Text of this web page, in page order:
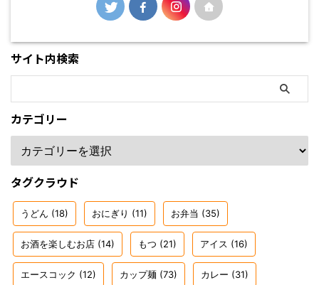
サイト内検索
カテゴリー
タグクラウド
うどん (18) おにぎり (11) お弁当 (35)
お酒を楽しむお店 (14) もつ (21) アイス (16)
エースコック (12) カップ麺 (73) カレー (31)